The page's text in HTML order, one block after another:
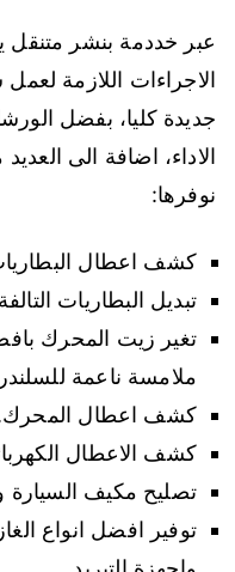
عبر خددمة بنشر
الاجراءات اللازمة
جديدة كليا، بفضل
الاداء، اضافة الى
نوفرها:
كشف اعطال
تبديل البطاريات
تغير زيت المحرك
ملامسة ناعمة
كشف اعطال
كشف الاعطال
تصليح مكيف السيارة
توفير افضل انواع